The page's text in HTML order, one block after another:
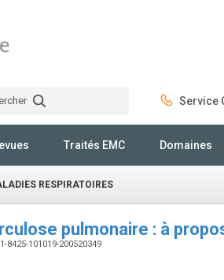
Service
Traités EMC Domaines
RESPIRATOIRES
pulmonaire : à
8425-101019-200520349